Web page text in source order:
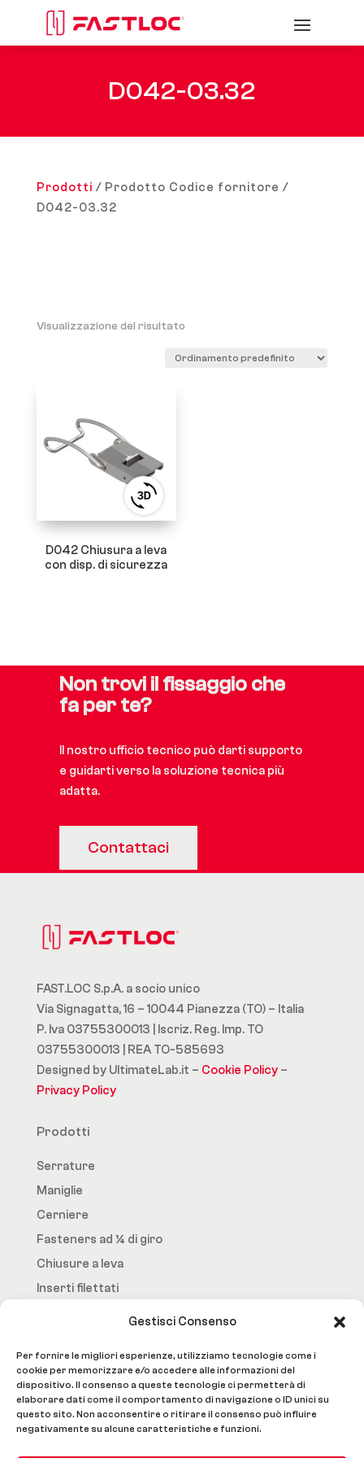
Gestisci Consenso
Per fornire le migliori esperienze, utilizziamo tecnologie come i
cookie per memorizzare e/o accedere alle informazioni del
dispositivo. Il consenso a queste tecnologie ci permetterà di
elaborare dati come il comportamento di navigazione o ID unici su
questo sito. Non acconsentire o ritirare il consenso può influire
negativamente su alcune caratteristiche e funzioni.
D042-03.32
Prodotti / Prodotto Codice fornitore /
D042-03.32
Visualizzazione del risultato
View
3D
product
D042 Chiusura a leva
con disp. di sicurezza
Non trovi il fissaggio che
fa per te?
Il nostro ufficio tecnico può darti supporto
e guidarti verso la soluzione tecnica più
adatta.
Contattaci
FAST.LOC S.p.A. a socio unico
Via Signagatta, 16 – 10044 Pianezza (TO) – Italia
P. Iva 03755300013 | Iscriz. Reg. Imp. TO
03755300013 | REA TO-585693
Designed by UltimateLab.it – Cookie Policy–
Privacy Policy
Prodotti
Serrature
Maniglie
Cerniere
Fasteners ad ¼ di giro
Chiusure a leva
Inserti filettati
Home Page
Azienda
Prodotti